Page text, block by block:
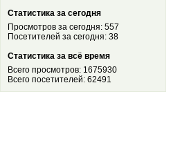
Статистика за сегодня
Просмотров за сегодня: 557
Посетителей за сегодня: 38
Статистика за всё время
Всего просмотров: 1675930
Всего посетителей: 62491